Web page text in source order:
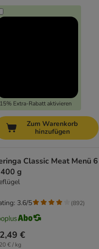
Extra-Rabatt aktivieren
Zum Warenkorb
hinzufügen
Classic Meat Menü 6
g
€
€ / kg
3.6/5 (892)